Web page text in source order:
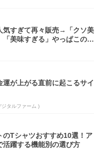
気すぎて再々販売→「クソ美
「美味すぎる」やっぱこのク
運が上がる直前に起こるサイ
ジタルファーム )
のTシャツおすすめ10選！ア
活躍する機能別の選び方